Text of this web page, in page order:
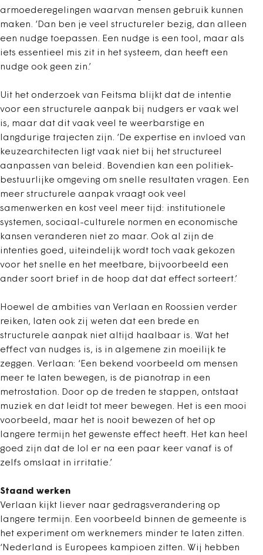
armoederegelingen waarvan mensen gebruik kunnen
maken. ‘Dan ben je veel structureler bezig, dan alleen
een nudge toepassen. Een nudge is een tool, maar als
iets essentieel mis zit in het systeem, dan heeft een
nudge ook geen zin.’
Uit het onderzoek van Feitsma blijkt dat de intentie
voor een structurele aanpak bij nudgers er vaak wel
is, maar dat dit vaak veel te weerbarstige en
langdurige trajecten zijn. ‘De expertise en invloed van
keuzearchitecten ligt vaak niet bij het structureel
aanpassen van beleid. Bovendien kan een politiek-
bestuurlijke omgeving om snelle resultaten vragen. Een
meer structurele aanpak vraagt ook veel
samenwerken en kost veel meer tijd: institutionele
systemen, sociaal-culturele normen en economische
kansen veranderen niet zo maar. Ook al zijn de
intenties goed, uiteindelijk wordt toch vaak gekozen
voor het snelle en het meetbare, bijvoorbeeld een
ander soort brief in de hoop dat dat effect sorteert.’
Hoewel de ambities van Verlaan en Roossien verder
reiken, laten ook zij weten dat een brede en
structurele aanpak niet altijd haalbaar is. Wat het
effect van nudges is, is in algemene zin moeilijk te
zeggen. Verlaan: ‘Een bekend voorbeeld om mensen
meer te laten bewegen, is de pianotrap in een
metrostation. Door op de treden te stappen, ontstaat
muziek en dat leidt tot meer bewegen. Het is een mooi
voorbeeld, maar het is nooit bewezen of het op
langere termijn het gewenste effect heeft. Het kan heel
goed zijn dat de lol er na een paar keer vanaf is of
zelfs omslaat in irritatie.’
Staand werken
Verlaan kijkt liever naar gedragsverandering op
langere termijn. Een voorbeeld binnen de gemeente is
het experiment om werknemers minder te laten zitten.
‘Nederland is Europees kampioen zitten. Wij hebben